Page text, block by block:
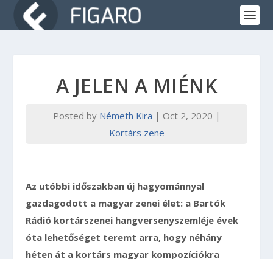
A JELEN A MIÉNK
Posted by Németh Kira | Oct 2, 2020 |
Kortárs zene
Az utóbbi időszakban új hagyománnyal
gazdagodott a magyar zenei élet: a Bartók
Rádió kortárszenei hangversenyszemléje évek
óta lehetőséget teremt arra, hogy néhány
héten át a kortárs magyar kompozíciókra